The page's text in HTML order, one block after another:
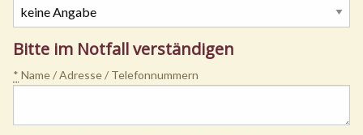
Bitte im Notfall verständigen
* Name / Adresse / Telefonnummern